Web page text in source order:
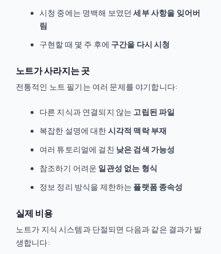
시청 중에는 명백해 보였던세부 사항을 잊어버
림
구현할 때 몇 주 후에 구간을 다시 시청
노트가 사라지는 곳
전통적인 노트 필기는 여러 문제를 야기합니다:
다른 지식과 연결되지 않는 고립된 파일
복잡한 설명에 대한시각적 맥락 부재
여러 튜토리얼에 걸친 낮은 검색 가능성
참조하기 어려운 일관성 없는 형식
정보 정리 방식을 제한하는 플랫폼 종속성
실제 비용
노트가 지식 시스템과 단절되면 다음과 같은 결과가 발
생합니다: